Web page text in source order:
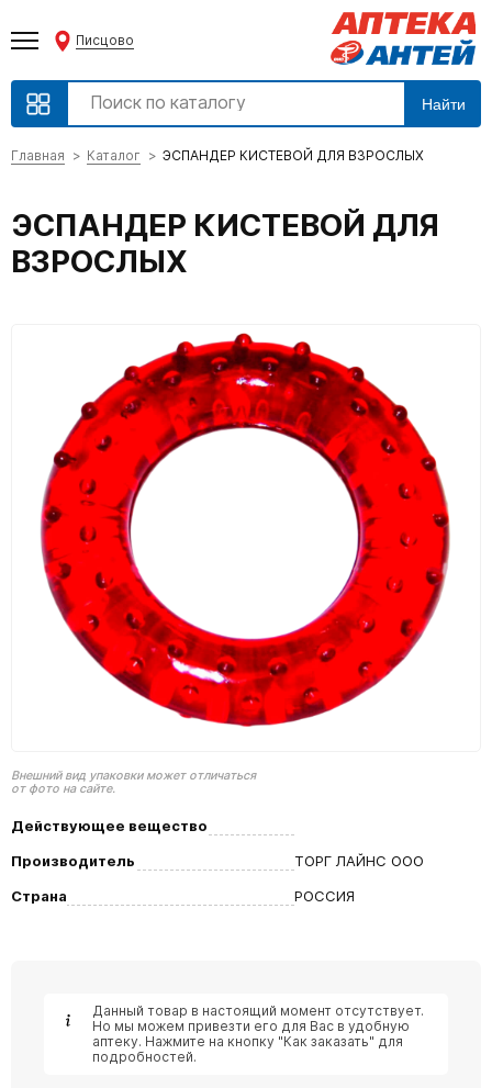
Писцово
Найти
Главная Каталог ЭСПАНДЕР КИСТЕВОЙ ДЛЯ ВЗРОСЛЫХ
ЭСПАНДЕР КИСТЕВОЙ ДЛЯ
ВЗРОСЛЫХ
Внешний вид упаковки может отличаться
от фото на сайте.
Действующее вещество
Производитель
ТОРГ ЛАЙНС ООО
Страна
РОССИЯ
Данный товар в настоящий момент отсутствует.
Но мы можем привезти его для Вас в удобную
аптеку. Нажмите на кнопку "Как заказать" для
подробностей.